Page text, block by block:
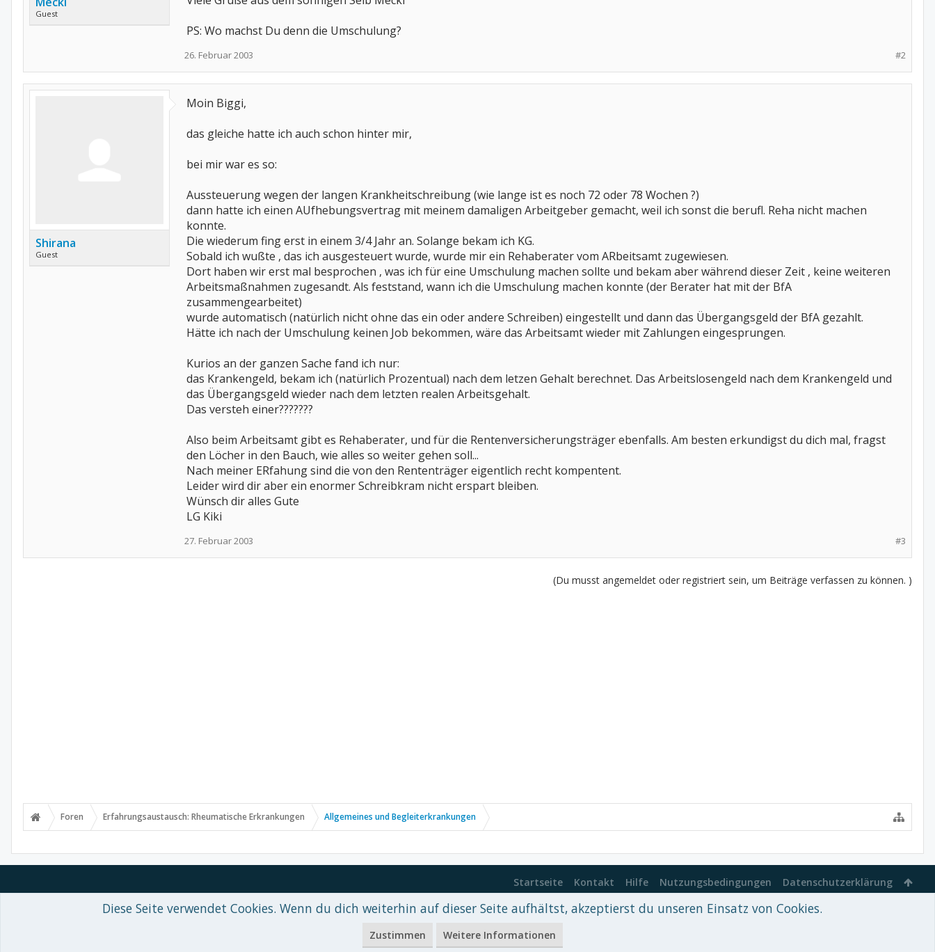
Guest
PS: Wo machst Du denn die Umschulung?
#2
26. Februar 2003
Shirana
Guest
Moin Biggi,
das gleiche hatte ich auch schon hinter mir,
bei mir war es so:
Aussteuerung wegen der langen Krankheitschreibung (wie lange ist es noch 72 oder 78 Wochen ?)
dann hatte ich einen AUfhebungsvertrag mit meinem damaligen Arbeitgeber gemacht, weil ich sonst die berufl. Reha nicht machen
konnte.
Die wiederum fing erst in einem 3/4 Jahr an. Solange bekam ich KG.
Sobald ich wußte , das ich ausgesteuert wurde, wurde mir ein Rehaberater vom ARbeitsamt zugewiesen.
Dort haben wir erst mal besprochen , was ich für eine Umschulung machen sollte und bekam aber während dieser Zeit , keine weiteren
Arbeitsmaßnahmen zugesandt. Als feststand, wann ich die Umschulung machen konnte (der Berater hat mit der BfA
zusammengearbeitet)
wurde automatisch (natürlich nicht ohne das ein oder andere Schreiben) eingestellt und dann das Übergangsgeld der BfA gezahlt.
Hätte ich nach der Umschulung keinen Job bekommen, wäre das Arbeitsamt wieder mit Zahlungen eingesprungen.
Kurios an der ganzen Sache fand ich nur:
das Krankengeld, bekam ich (natürlich Prozentual) nach dem letzen Gehalt berechnet. Das Arbeitslosengeld nach dem Krankengeld und
das Übergangsgeld wieder nach dem letzten realen Arbeitsgehalt.
Das versteh einer???????
Also beim Arbeitsamt gibt es Rehaberater, und für die Rentenversicherungsträger ebenfalls. Am besten erkundigst du dich mal, fragst
den Löcher in den Bauch, wie alles so weiter gehen soll...
Nach meiner ERfahung sind die von den Rententräger eigentlich recht kompentent.
Leider wird dir aber ein enormer Schreibkram nicht erspart bleiben.
Wünsch dir alles Gute
LG Kiki
#3
27. Februar 2003
(Du musst angemeldet oder registriert sein, um Beiträge verfassen zu können. )
Foren Erfahrungsaustausch: Rheumatische Erkrankungen Allgemeines und Begleiterkrankungen
Startseite Kontakt Hilfe Nutzungsbedingungen Datenschutzerklärung
Forum software by XenForo™© 2010-2018 XenForo Ltd.-Deutsch von xenDach©2010-2017
Diese Seite verwendet Cookies. Wenn du dich weiterhin auf dieser Seite aufhältst, akzeptierst du unseren Einsatz von Cookies.
Zustimmen Weitere Informationen